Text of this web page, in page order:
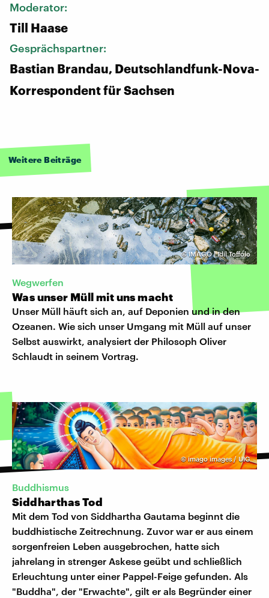
Moderator:
Till Haase
Gesprächspartner:
Bastian Brandau, Deutschlandfunk-Nova-
Korrespondent für Sachsen
Weitere Beiträge
©IMAGO | Idil Toffolo
Wegwerfen
Was unser Müll mit uns macht
Unser Müll häuft sich an, auf Deponien und in den
Ozeanen. Wie sich unser Umgang mit Müll auf unser
Selbst auswirkt, analysiert der Philosoph Oliver
Schlaudt in seinem Vortrag.
©imago images / UIG
Buddhismus
Siddharthas Tod
Mit dem Tod von Siddhartha Gautama beginnt die
buddhistische Zeitrechnung. Zuvor war er aus einem
sorgenfreien Leben ausgebrochen, hatte sich
jahrelang in strenger Askese geübt und schließlich
Erleuchtung unter einer Pappel-Feige gefunden. Als
"Buddha", der "Erwachte", gilt er als Begründer einer